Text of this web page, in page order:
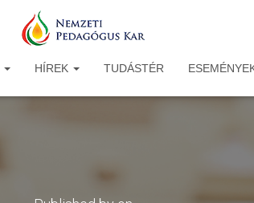
HÍREK TUDÁSTÉR